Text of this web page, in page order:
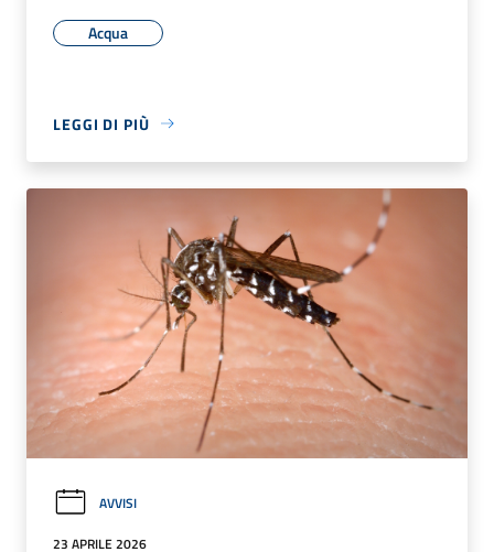
Acqua
LEGGI DI PIÙ
AVVISI
23 APRILE 2026